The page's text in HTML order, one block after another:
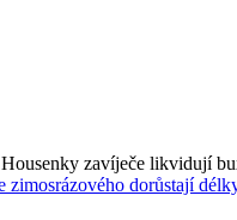
Housenky zavíječe likvidují